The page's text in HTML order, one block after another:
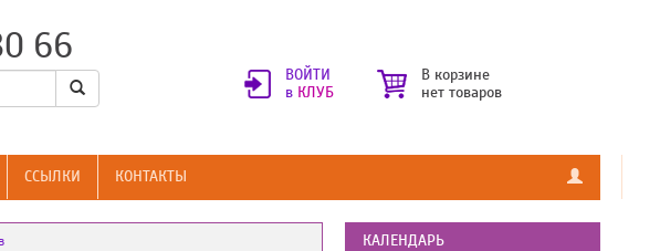
66
ВОЙТИ
в КЛУБ
В корзине
нет товаров
CСЫЛКИ КОНТАКТЫ
КАЛЕНДАРЬ